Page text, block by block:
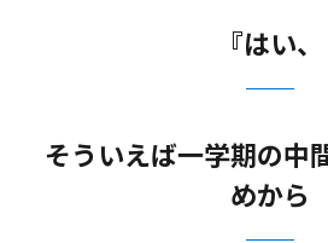
『はい、
そういえば一学期の中
めから